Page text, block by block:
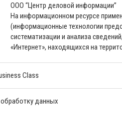
ООО “Центр деловой информации”
На информационном ресурсе
(информационные технологии
систематизации и анализа
«Интернет», находящихся на
Class
данных